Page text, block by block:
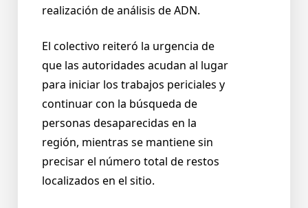
realización de análisis de ADN.
El colectivo reiteró la urgencia de
que las autoridades acudan al lugar
para iniciar los trabajos periciales y
continuar con la búsqueda de
personas desaparecidas en la
región, mientras se mantiene sin
precisar el número total de restos
localizados en el sitio.